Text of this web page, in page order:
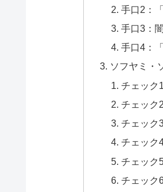
手口2：
手口3：
手口4：
ソフヤミ・
チェック
チェック
チェック
チェック
チェック
チェック